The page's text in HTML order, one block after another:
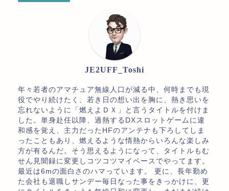
JE2UFF_Toshi
年々若者のアマチュア無線人口が減る中、何時までも現
役でやり続けたく、若き日の想い出を胸に、熱き思いを
忘れないように「燃えよＤＸ」と言うタイトルを付けま
した。単身赴任以降、過熱するDXスロットゲームに違
和感を覚え、主力だったHFのアンテナも下ろしてしま
ったこともあり、燃えるような情熱からいろんな楽しみ
方が有るんだ。そう思えるようになって、タイトルもむ
せん見聞録に変更しコツコツマイペースでやってます。
最近は6mの面白さのハマっています。 更に、長年勤め
た会社も退職しサンデー毎日なった事をきっかけに、更